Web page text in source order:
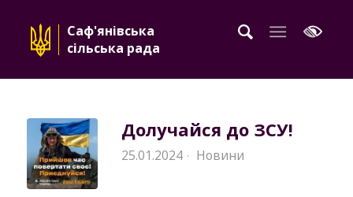
Саф'янівська
сільська рада
Долучайся до ЗСУ!
25.01.2024 · Новини